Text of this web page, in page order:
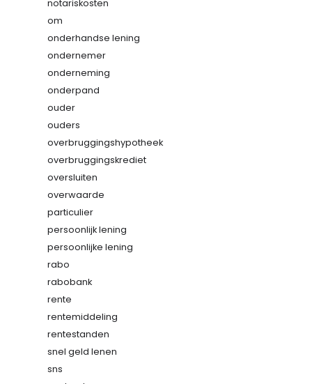
notariskosten
om
onderhandse lening
ondernemer
onderneming
onderpand
ouder
ouders
overbruggingshypotheek
overbruggingskrediet
oversluiten
overwaarde
particulier
persoonlijk lening
persoonlijke lening
rabo
rabobank
rente
rentemiddeling
rentestanden
snel geld lenen
sns